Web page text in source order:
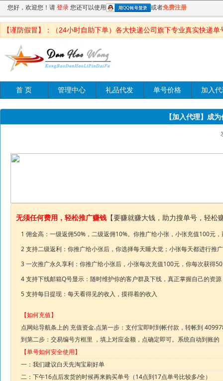
您好，欢迎您！请 登录 您还可以使用 或者免费注册
【谨防假冒】：（24小时自助下单）各大快递公司旗下专业真实快递
首 页 管理中心 礼品代发 单号价格 加入
【加入代理】成
无须任何费用，轻松推广赚钱 【要赚就赚大钱，助力搜单号，轻松
1 佣金高：一级返佣50%，二级返佣10%。你推广给小张，小张充值100元
2 支持二级返利：你推广给小张后，你选择每天睡大觉；小张每天都进行推
3 一次推广永久享利：你推广给小张后，小张每次充值100元，你每次获得
4 支持下线邮箱Q号显示：随时维护你的客户群及下线，真正掌握自己的资源
5 支持每日提现：每天看得见的收入，摸得着的收入
【如何充值】
点网站导航条上的 充值资金.点第一步：支付宝即时到帐付款，转帐到
到第二步：交易编号方框里 ，填上对应金额，点确定即可。系统自动到账的
【单号如何安全使用】
一：我们建议白天先淘宝刷好单
二：下午16点后发货的时候再来购买单号（14点到17点单号比较多/全）